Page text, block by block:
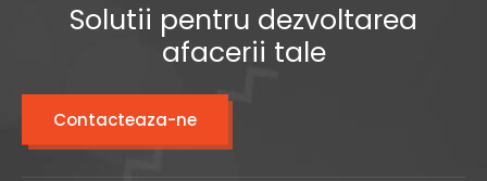
Solutii pentru dezvoltarea
afacerii tale
Contacteaza-ne